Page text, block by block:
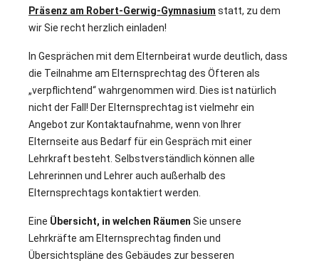
Präsenz am Robert-Gerwig-Gymnasium statt, zu dem
wir Sie recht herzlich einladen!
In Gesprächen mit dem Elternbeirat wurde deutlich, dass
die Teilnahme am Elternsprechtag des Öfteren als
„verpflichtend“ wahrgenommen wird. Dies ist natürlich
nicht der Fall! Der Elternsprechtag ist vielmehr ein
Angebot zur Kontaktaufnahme, wenn von Ihrer
Elternseite aus Bedarf für ein Gespräch mit einer
Lehrkraft besteht. Selbstverständlich können alle
Lehrerinnen und Lehrer auch außerhalb des
Elternsprechtags kontaktiert werden.
Eine Übersicht, in welchen Räumen Sie unsere
Lehrkräfte am Elternsprechtag finden und
Übersichtspläne des Gebäudes zur besseren